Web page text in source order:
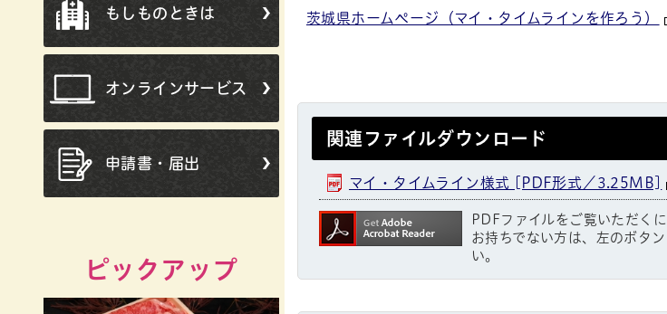
もしものときは
オンラインサービス
申請書・届出
ピックアップ
茨城県ホームページ（マイ・タイムラインを作ろう）
関連ファイルダウンロード
マイ・タイムライン様式 [PDF形式／3.25MB]
PDFファイルをご覧いただく
お持ちでない方は、左のボタ
い。